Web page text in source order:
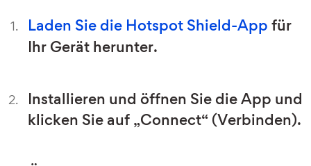
Laden Sie die Hotspot Shield-App für
Ihr Gerät herunter.
Installieren und öffnen Sie die App und
klicken Sie auf „Connect“ (Verbinden).